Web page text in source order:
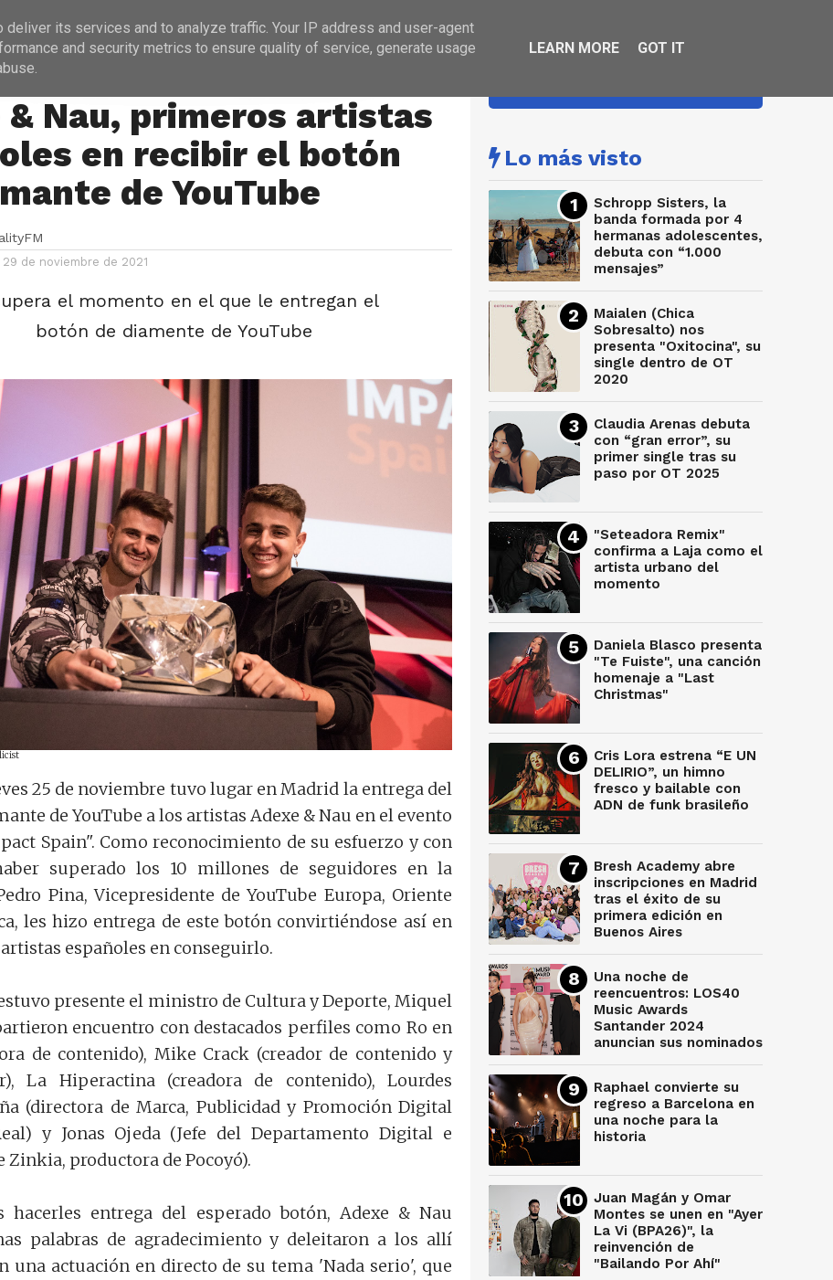
PROGRAMACIÓN ENTREVISTAS
& Nau, primeros artistas
en recibir el botón
de YouTube
29 de noviembre de 2021
el momento en el que le entregan el
botón de diamente de YouTube
25 de noviembre tuvo lugar en Madrid la entrega del
de YouTube a los artistas Adexe & Nau en el evento
Spain". Como reconocimiento de su esfuerzo y con
superado los 10 millones de seguidores en la
Pina, Vicepresidente de YouTube Europa, Oriente
les hizo entrega de este botón convirtiéndose así en
españoles en conseguirlo.
presente el ministro de Cultura y Deporte, Miquel
encuentro con destacados perfiles como Ro en
de contenido), Mike Crack (creador de contenido y
La Hiperactina (creadora de contenido), Lourdes
(directora de Marca, Publicidad y Promoción Digital
y Jonas Ojeda (Jefe del Departamento Digital e
Zinkia, productora de Pocoyó).
hacerles entrega del esperado botón, Adexe & Nau
palabras de agradecimiento y deleitaron a los allí
una actuación en directo de su tema 'Nada serio', que
Lo más visto
Schropp Sisters, la
banda formada por 4
hermanas adolescentes,
debuta con “1.000
mensajes”
Maialen (Chica
Sobresalto) nos
presenta "Oxitocina", su
single dentro de OT
2020
Claudia Arenas debuta
con “gran error”, su
primer single tras su
paso por OT 2025
"Seteadora Remix"
confirma a Laja como el
artista urbano del
momento
Daniela Blasco presenta
"Te Fuiste", una canción
homenaje a "Last
Christmas"
Cris Lora estrena “E UN
DELIRIO”, un himno
fresco y bailable con
ADN de funk brasileño
Bresh Academy abre
inscripciones en Madrid
tras el éxito de su
primera edición en
Buenos Aires
Una noche de
reencuentros: LOS40
Music Awards
Santander 2024
anuncian sus nominados
Raphael convierte su
regreso a Barcelona en
una noche para la
historia
Juan Magán y Omar
Montes se unen en "Ayer
La Vi (BPA26)", la
reinvención de
"Bailando Por Ahí"
its services and to analyze traffic. Your IP address and user-agent
and security metrics to ensure quality of service, generate usage
LEARN MORE GOT IT